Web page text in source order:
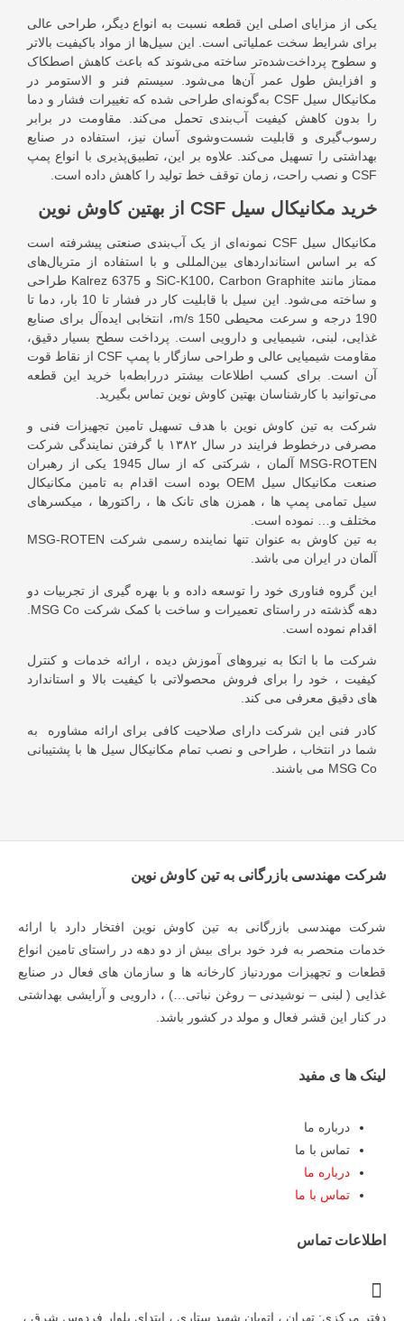
یکی از مزایای اصلی این قطعه نسبت به انواع دیگر، طراحی عالی
برای شرایط سخت عملیاتی است. این سیل‌ها از مواد باکیفیت بالاتر
و سطوح پرداخت‌شده‌تر ساخته می‌شوند که باعث کاهش اصطکاک
و افزایش طول عمر آن‌ها می‌شود. سیستم فنر و الاستومر در
مکانیکال سیل CSF به‌گونه‌ای طراحی شده که تغییرات فشار و دما
را بدون کاهش کیفیت آب‌بندی تحمل می‌کند. مقاومت در برابر
رسوب‌گیری و قابلیت شست‌وشوی آسان نیز، استفاده در صنایع
بهداشتی را تسهیل می‌کند. علاوه بر این، تطبیق‌پذیری با انواع پمپ
CSF و نصب راحت، زمان توقف خط تولید را کاهش داده است.
خرید مکانیکال سیل CSF از بهتین کاوش نوین
مکانیکال سیل CSF نمونه‌ای از یک آب‌بندی صنعتی پیشرفته است
که بر اساس استانداردهای بین‌المللی و با استفاده از متریال‌های
ممتاز مانند SiC-K100، Carbon Graphite و Kalrez 6375 طراحی
و ساخته می‌شود. این سیل با قابلیت کار در فشار تا 10 بار، دما تا
190 درجه و سرعت محیطی 150 m/s، انتخابی ایده‌آل برای صنایع
غذایی، لبنی، شیمیایی و دارویی است. پرداخت سطح بسیار دقیق،
مقاومت شیمیایی عالی و طراحی سازگار با پمپ CSF از نقاط قوت
آن است. برای کسب اطلاعات بیشتر دررابطه‌با خرید این قطعه
می‌توانید با کارشناسان بهتین کاوش نوین تماس بگیرید.
شرکت به تین کاوش نوین با هدف تسهیل تامین تجهیزات فنی و
مصرفی درخطوط فرایند در سال ۱۳۸۲ با گرفتن نمایندگی شرکت
MSG-ROTEN آلمان ، شرکتی که از سال 1945 یکی از رهبران
صنعت مکانیکال سیل OEM بوده است اقدام به تامین مکانیکال
سیل تمامی پمپ ها ، همزن های تانک ها ، راکتورها ، میکسرهای
مختلف و… نموده است.
به تین کاوش به عنوان تنها نماینده رسمی شرکت MSG-ROTEN
آلمان در ایران می باشد.
این گروه فناوری خود را توسعه داده و با بهره گیری از تجربیات دو
اقدام نموده است.
شرکت ما با اتکا به نیروهای آموزش دیده ، ارائه خدمات و کنترل
کیفیت ، خود را برای فروش محصولاتی با کیفیت بالا و استاندارد
های دقیق معرفی می کند.
کادر فنی این شرکت دارای صلاحیت کافی برای ارائه مشاوره به
شما در انتخاب ، طراحی و نصب تمام مکانیکال سیل ها با پشتیبانی
MSG Co می باشند.
شرکت مهندسی بازرگانی به تین کاوش نوین
شرکت مهندسی بازرگانی به تین کاوش نوین افتخار دارد با ارائه
خدمات منحصر به فرد خود برای بیش از دو دهه در راستای تامین انواع
قطعات و تجهیزات موردنیاز کارخانه ها و سازمان های فعال در صنایع
غذایی ( لبنی – نوشیدنی – روغن نباتی…) ، دارویی و آرایشی بهداشتی
در کنار این قشر فعال و مولد در کشور باشد.
لینک ها ی مفید
درباره ما
تماس با ما
درباره ما
تماس با ما
اطلاعات تماس
دفتر مرکزی: تهران ، اتوبان شهید ستاری ، ابتدای بلوار فردوس شرق ،